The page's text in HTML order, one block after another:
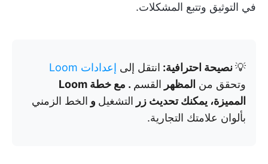
في التوثيق وتتبع المشكلات.
💡نصيحة احترافية: انتقل إلى إعدادات Loom
وتحقق من المظهر القسم
. مع خطة Loom
المميزة، يمكنك تحديث زر التشغيل و الخط الزمني
بألوان علامتك التجارية.